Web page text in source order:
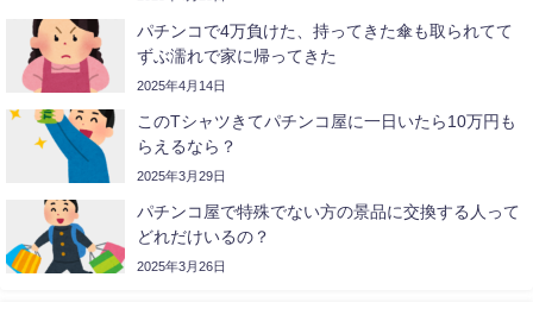
パチンコで4万負けた、持ってきた傘も取られてて
ずぶ濡れで家に帰ってきた
2025年4月14日
このTシャツきてパチンコ屋に一日いたら10万円も
らえるなら？
2025年3月29日
パチンコ屋で特殊でない方の景品に交換する人って
どれだけいるの？
2025年3月26日